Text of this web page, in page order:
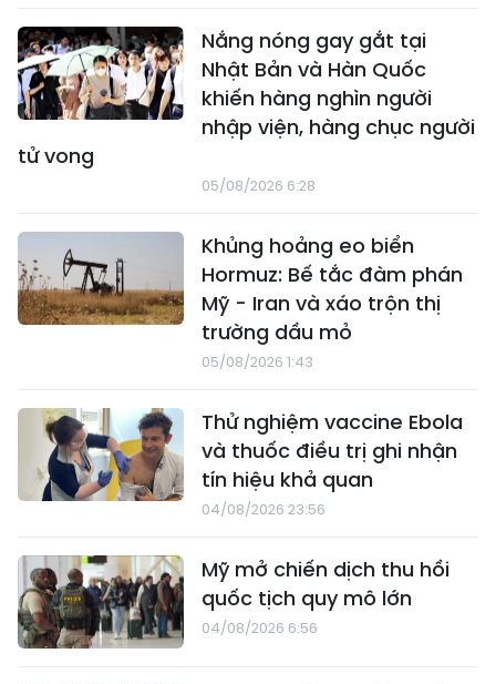
Nắng nóng gay gắt tại
Nhật Bản và Hàn Quốc
khiến hàng nghìn người
nhập viện, hàng chục người
tử vong
05/08/2026 6:28
Khủng hoảng eo biển
Hormuz: Bế tắc đàm phán
Mỹ - Iran và xáo trộn thị
trường dầu mỏ
05/08/2026 1:43
Thử nghiệm vaccine Ebola
và thuốc điều trị ghi nhận
tín hiệu khả quan
04/08/2026 23:56
Mỹ mở chiến dịch thu hồi
quốc tịch quy mô lớn
04/08/2026 6:56